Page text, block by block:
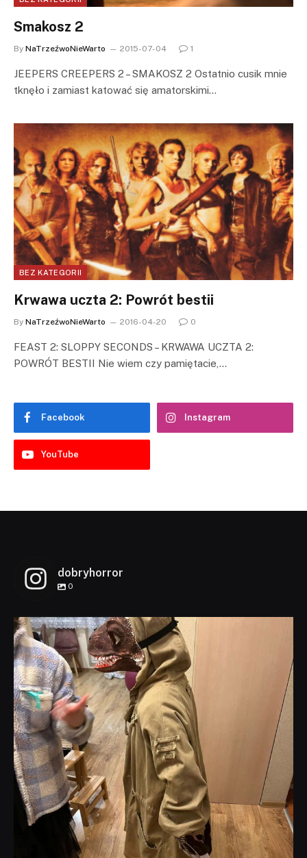
Smakosz 2
By NaTrzeźwoNieWarto 2015-07-04 1
JEEPERS CREEPERS 2 – SMAKOSZ 2 Ostatnio cusik mnie
tknęło i zamiast katować się amatorskimi…
BEZ KATEGORII
Krwawa uczta 2: Powrót bestii
By NaTrzeźwoNieWarto 2016-04-20 0
FEAST 2: SLOPPY SECONDS – KRWAWA UCZTA 2:
POWRÓT BESTII Nie wiem czy pamiętacie,…
Facebook Instagram
YouTube
dobryhorror
0
dobryhorror
Lis 1